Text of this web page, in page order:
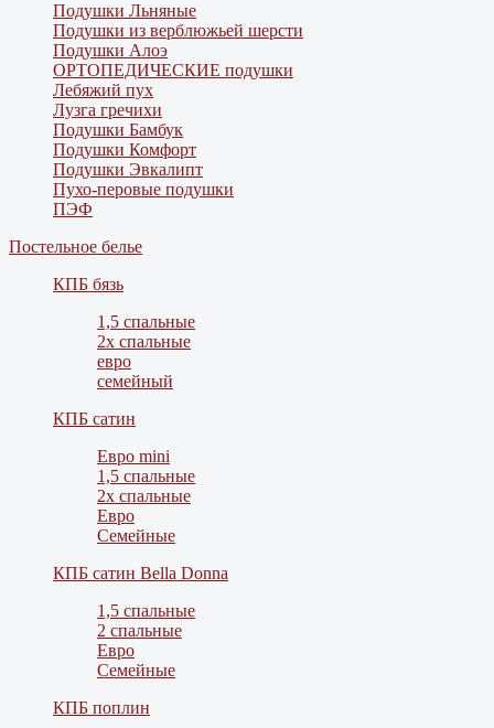
Подушки Льняные
Подушки из верблюжьей шерсти
Подушки Алоэ
ОРТОПЕДИЧЕСКИЕ подушки
Лебяжий пух
Лузга гречихи
Подушки Бамбук
Подушки Комфорт
Подушки Эвкалипт
Пухо-перовые подушки
ПЭФ
Постельное белье
КПБ бязь
1,5 спальные
2х спальные
евро
семейный
КПБ сатин
Евро mini
1,5 спальные
2х спальные
Евро
Семейные
КПБ сатин Bella Donna
1,5 спальные
2 спальные
Евро
Семейные
КПБ поплин